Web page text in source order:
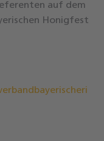
auf dem
Honigfest